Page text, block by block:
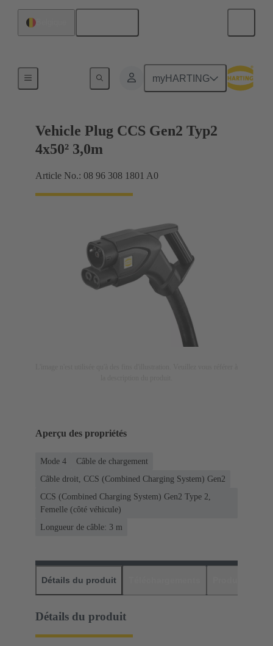
myHARTING
Câble de chargement
Vehicle Plug CCS Gen2 Typ2
4x50² 3,0m
Article No.: 08 96 308 1801 A0
Aperçu des propriétés
Mode 4
Câble de chargement
Câble droit, CCS (Combined Charging System) Gen2
CCS (Combined Charging System) Gen2 Type 2,
Femelle (côté véhicule)
Longueur de câble: 3 m
Détails du produit
Détails du produit